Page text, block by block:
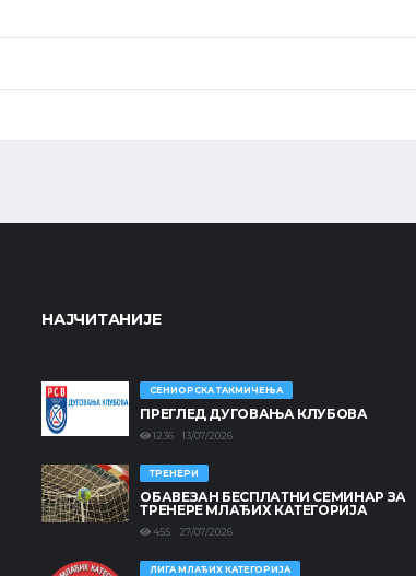
НАЈЧИТАНИЈЕ
СЕНИОРСКА ТАКМИЧЕЊА
ПРЕГЛЕД ДУГОВАЊА КЛУБОВА
1236 13/07/2026
ТРЕНЕРИ
ОБАВЕЗАН БЕСПЛАТНИ СЕМИНАР ЗА
ТРЕНЕРЕ МЛАЂИХ КАТЕГОРИЈА
455 27/07/2026
ЛИГА МЛАЂИХ КАТЕГОРИЈА